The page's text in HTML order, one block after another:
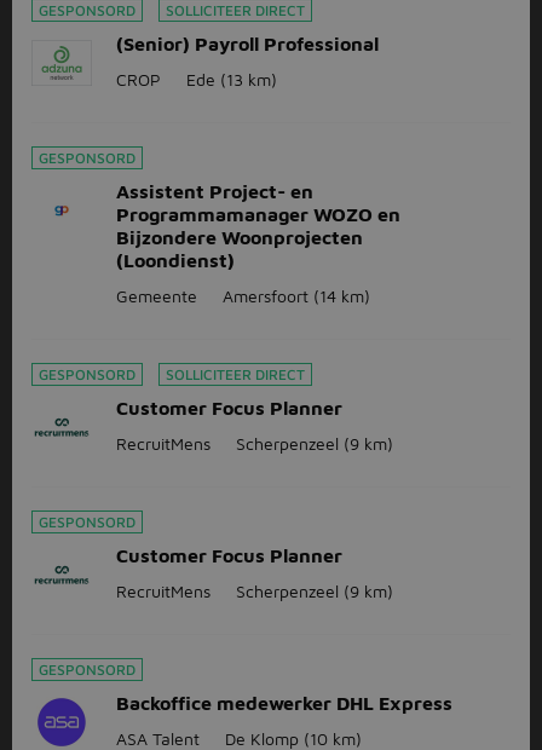
GESPONSORD SOLLICITEER DIRECT
(Senior) Payroll Professional
CROP Ede (13 km)
GESPONSORD
Assistent Project- en
Programmamanager WOZO en
Bijzondere Woonprojecten
(Loondienst)
Gemeente Amersfoort (14 km)
GESPONSORD SOLLICITEER DIRECT
Customer Focus Planner
RecruitMens Scherpenzeel (9 km)
GESPONSORD
Customer Focus Planner
RecruitMens Scherpenzeel (9 km)
GESPONSORD
Backoffice medewerker DHL Express
ASA Talent De Klomp (10 km)